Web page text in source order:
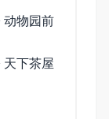
物园前
下茶屋